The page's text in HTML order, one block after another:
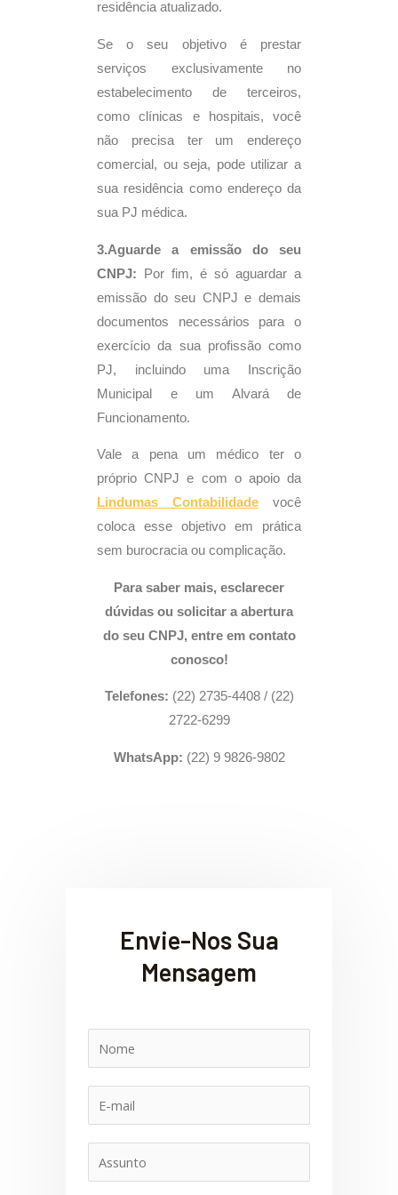
residência atualizado.
Se o seu objetivo é prestar
serviços exclusivamente no
estabelecimento de terceiros,
como clínicas e hospitais, você
não precisa ter um endereço
comercial, ou seja, pode utilizar a
sua residência como endereço da
sua PJ médica.
3.Aguarde a emissão do seu
CNPJ: Por fim, é só aguardar a
emissão do seu CNPJ e demais
documentos necessários para o
exercício da sua profissão como
PJ, incluindo uma Inscrição
Municipal e um Alvará de
Funcionamento.
Vale a pena um médico ter o
próprio CNPJ e com o apoio da
Lindumas Contabilidade você
coloca esse objetivo em prática
sem burocracia ou complicação.
Para saber mais, esclarecer
dúvidas ou solicitar a abertura
do seu CNPJ, entre em contato
conosco!
Telefones: (22) 2735-4408 / (22)
2722-6299
WhatsApp: (22) 9 9826-9802
Envie-Nos Sua
Mensagem
o
m
-
m
s